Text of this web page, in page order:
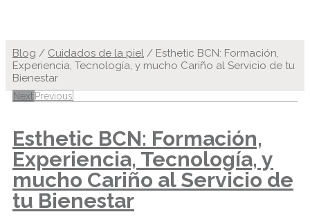
Blog / Cuidados de la piel / Esthetic BCN: Formación,
Experiencia, Tecnología, y mucho Cariño al Servicio de tu
Bienestar
Next Previous
Esthetic BCN: Formación,
Experiencia, Tecnología, y
mucho Cariño al Servicio de
tu Bienestar